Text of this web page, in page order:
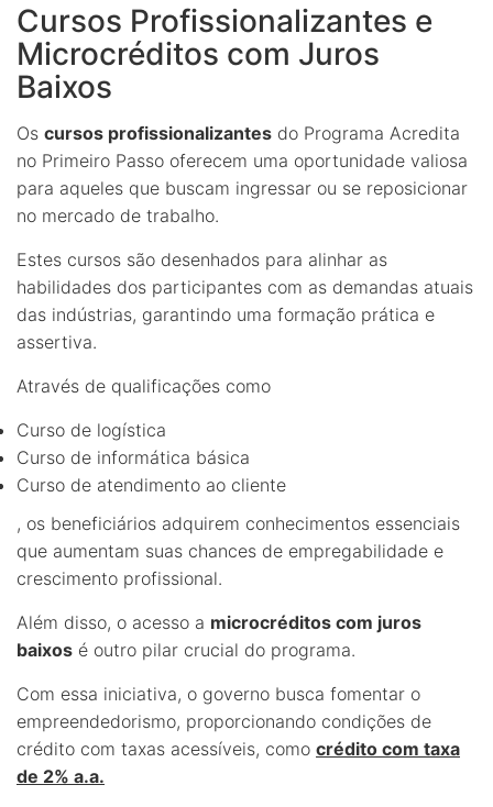
Cursos Profissionalizantes e
Microcréditos com Juros
Baixos
Os cursos profissionalizantes do Programa Acredita
no Primeiro Passo oferecem uma oportunidade valiosa
para aqueles que buscam ingressar ou se reposicionar
no mercado de trabalho.
Estes cursos são desenhados para alinhar as
habilidades dos participantes com as demandas atuais
das indústrias, garantindo uma formação prática e
assertiva.
Através de qualificações como
Curso de logística
Curso de informática básica
Curso de atendimento ao cliente
, os beneficiários adquirem conhecimentos essenciais
que aumentam suas chances de empregabilidade e
crescimento profissional.
Além disso, o acesso a microcréditos com juros
baixos é outro pilar crucial do programa.
Com essa iniciativa, o governo busca fomentar o
empreendedorismo, proporcionando condições de
crédito com taxas acessíveis, como crédito com taxa
de 2% a.a.